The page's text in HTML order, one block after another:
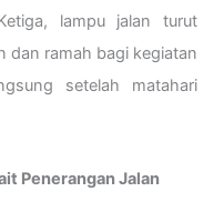
lampu jalan turut
dan ramah bagi kegiatan
setelah matahari
Penerangan Jalan